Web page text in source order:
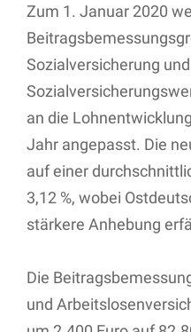
Zum 1. Januar 2020
Sozialversicherung
an die
Jahr angepasst. Die
auf einer
3,12 %, wobei
stärkere Anhebung
Die
und